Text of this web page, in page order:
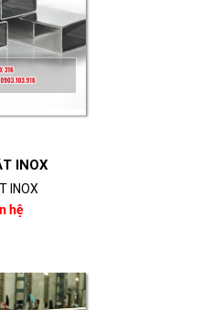
INOX
INOX
hệ